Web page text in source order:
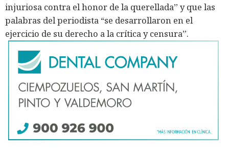
injuriosa contra el honor de la querellada” y que las
palabras del periodista “se desarrollaron en el
ejercicio de su derecho a la crítica y censura”.